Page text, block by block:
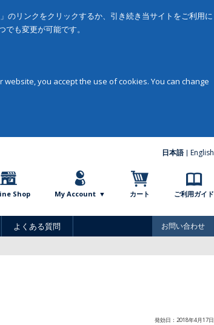
のリンクをクリックするか、引き続き当サイトをご利用に
も変更が可能です。
you accept the use of cookies. You can change
日本語 English
Shop My Account カート ご利用ガイド
よくある質問 お問い合わせ
発効日： 2018年4月17日